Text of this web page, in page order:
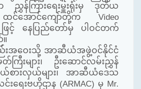
ညွှန်ကြားရေးမှူးရုံးမှ ဒုတိယ
င်အောင်ကျော်တို့က Video
ဖြင့် နေပြည်တော်မှ ပါဝင်တက်
အဝေးသို့ အာဆီယံအဖွဲ့ဝင်နိုင်ငံ
ကြီးများ၊ ဦးဆောင်လမ်းညွှန်
စားလှယ်များ၊ အာဆီယံဒေသ
း‌ရေးဗဟိုဌာန (ARMAC) မှ Mr.